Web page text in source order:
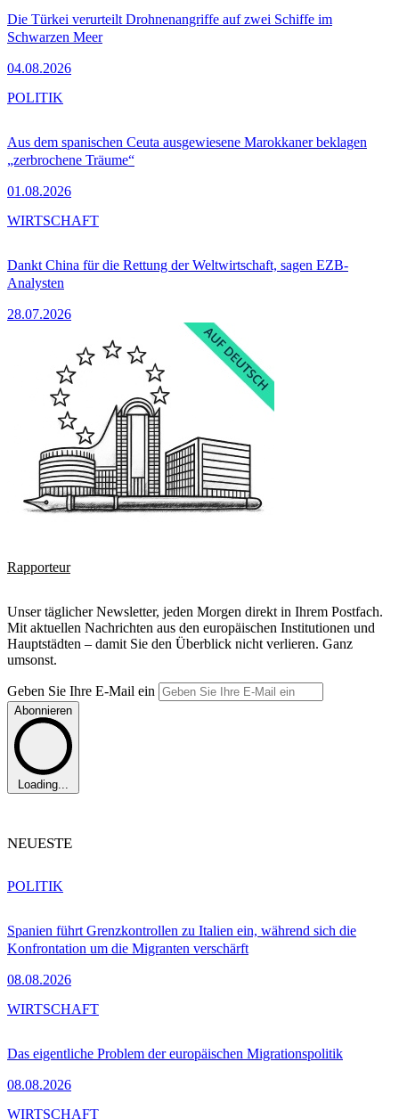
Die Türkei verurteilt Drohnenangriffe auf zwei Schiffe im
Schwarzen Meer
04.08.2026
Aus dem spanischen Ceuta ausgewiesene Marokkaner beklagen
„zerbrochene Träume“
01.08.2026
POLITIK
Dankt China für die Rettung der Weltwirtschaft, sagen EZB-
Analysten
28.07.2026
WIRTSCHAFT
Rapporteur
Unser täglicher Newsletter, jeden Morgen direkt in Ihrem Postfach.
Mit aktuellen Nachrichten aus den europäischen Institutionen und
Hauptstädten – damit Sie den Überblick nicht verlieren. Ganz
umsonst.
Geben Sie Ihre E-Mail ein
Abonnieren
Loading...
NEUESTE
Spanien führt Grenzkontrollen zu Italien ein, während sich die
Konfrontation um die Migranten verschärft
08.08.2026
POLITIK
Das eigentliche Problem der europäischen Migrationspolitik
08.08.2026
WIRTSCHAFT
WIRTSCHAFT